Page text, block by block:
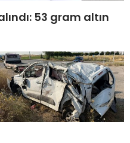
53 gram altın